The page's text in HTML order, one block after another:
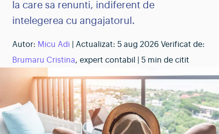
la care sa renunti, indiferent de
intelegerea cu angajatorul.
Autor: Micu Adi | Actualizat: 5 aug 2026 Verificat de:
Brumaru Cristina, expert contabil | 5 min de citit